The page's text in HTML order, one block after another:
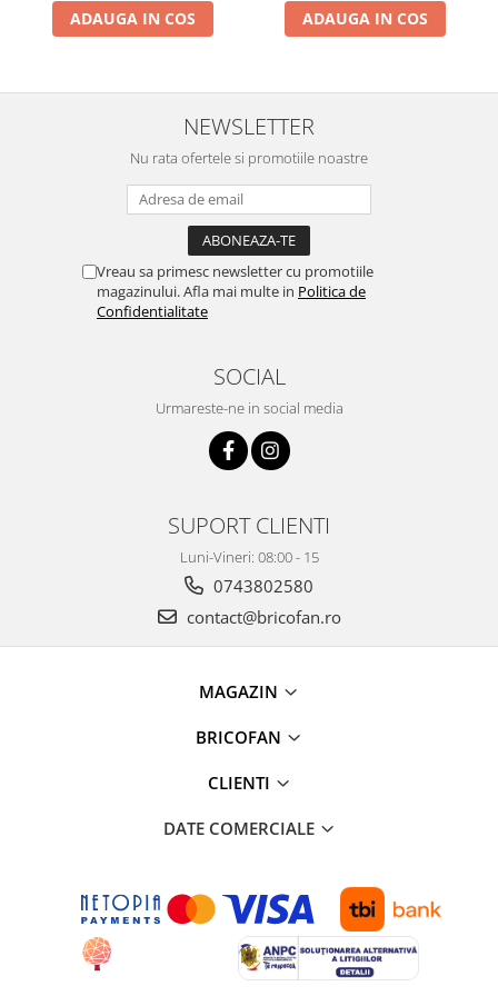
Aer conditionat multisplit
Pompe submersibile
Piese si accesorii pompe
Pompe apa menajera cu si fara
Pompe apa menajera cu si fara
Hidrofoare, piese si accesorii
Piese si accesorii motopompe
Pompe de circulare si recirculare
Pompe de stropit manuale
Accesorii pompe de stropit
Banda si tub de picurare
Compresiune pentru alimentare
apa si irigatii
ADAUGA IN COS ADAUGA IN COS
NEWSLETTER
Nu rata ofertele si promotiile noastre
Vreau sa primesc newsletter cu promotiile
magazinului. Afla mai multe in Politica de
Confidentialitate
SOCIAL
Urmareste-ne in social media
SUPORT CLIENTI
Luni-Vineri: 08:00 - 15
0743802580
contact@bricofan.ro
MAGAZIN
BRICOFAN
CLIENTI
DATE COMERCIALE